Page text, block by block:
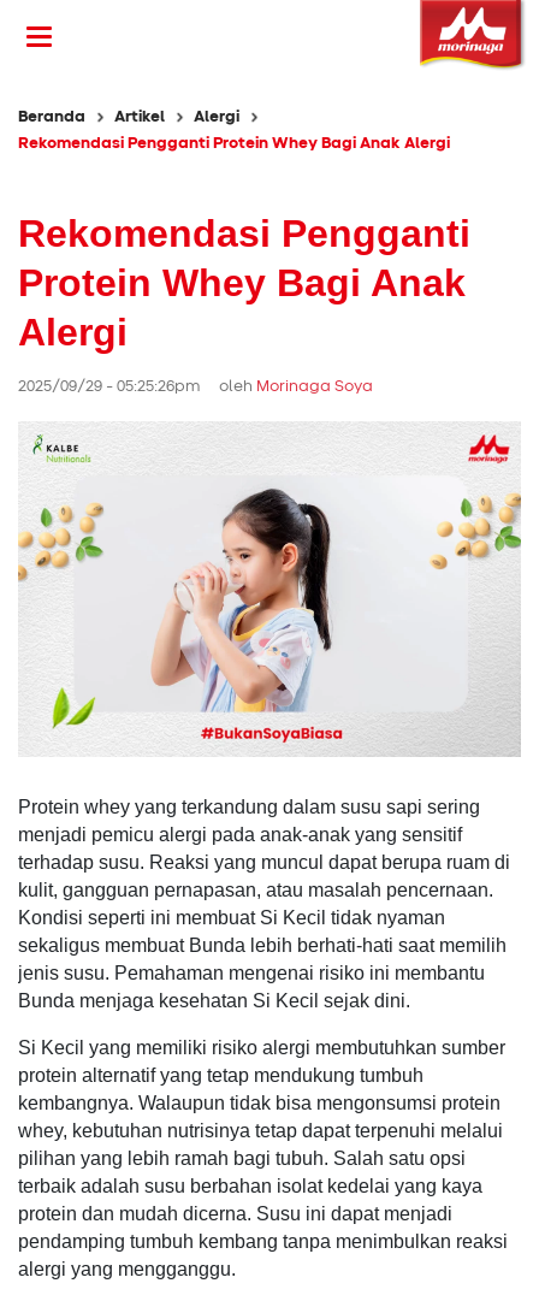
Beranda Artikel
Alergi
Rekomendasi Pengganti Protein Whey Bagi Anak Alergi
Rekomendasi Pengganti
Protein Whey Bagi Anak
Alergi
2025/09/29 - 05:25:26pm oleh Morinaga Soya
Protein whey yang terkandung dalam susu sapi sering
menjadi pemicu alergi pada anak-anak yang sensitif
terhadap susu. Reaksi yang muncul dapat berupa ruam di
kulit, gangguan pernapasan, atau masalah pencernaan.
Kondisi seperti ini membuat Si Kecil tidak nyaman
sekaligus membuat Bunda lebih berhati-hati saat memilih
jenis susu. Pemahaman mengenai risiko ini membantu
Bunda menjaga kesehatan Si Kecil sejak dini.
Si Kecil yang memiliki risiko alergi membutuhkan sumber
protein alternatif yang tetap mendukung tumbuh
kembangnya. Walaupun tidak bisa mengonsumsi protein
whey, kebutuhan nutrisinya tetap dapat terpenuhi melalui
pilihan yang lebih ramah bagi tubuh. Salah satu opsi
terbaik adalah susu berbahan isolat kedelai yang kaya
protein dan mudah dicerna. Susu ini dapat menjadi
pendamping tumbuh kembang tanpa menimbulkan reaksi
alergi yang mengganggu.